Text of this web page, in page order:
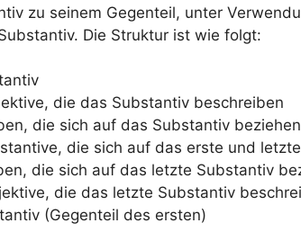
zu seinem Gegenteil, unter
Die Struktur ist wie folgt:
die das Substantiv beschreiben
die sich auf das Substantiv beziehen
die sich auf das erste und
die sich auf das letzte Substantiv
die das letzte Substantiv
(Gegenteil des ersten)